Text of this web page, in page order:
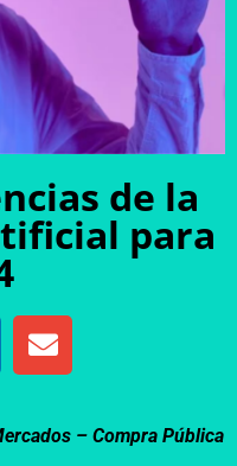
de la
para
– Compra Pública